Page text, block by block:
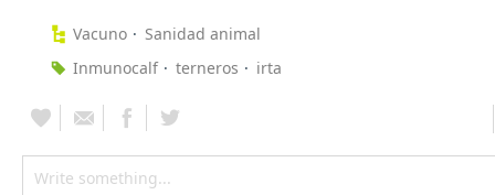
Vacuno
Sanidad animal
Inmunocalf
terneros irta